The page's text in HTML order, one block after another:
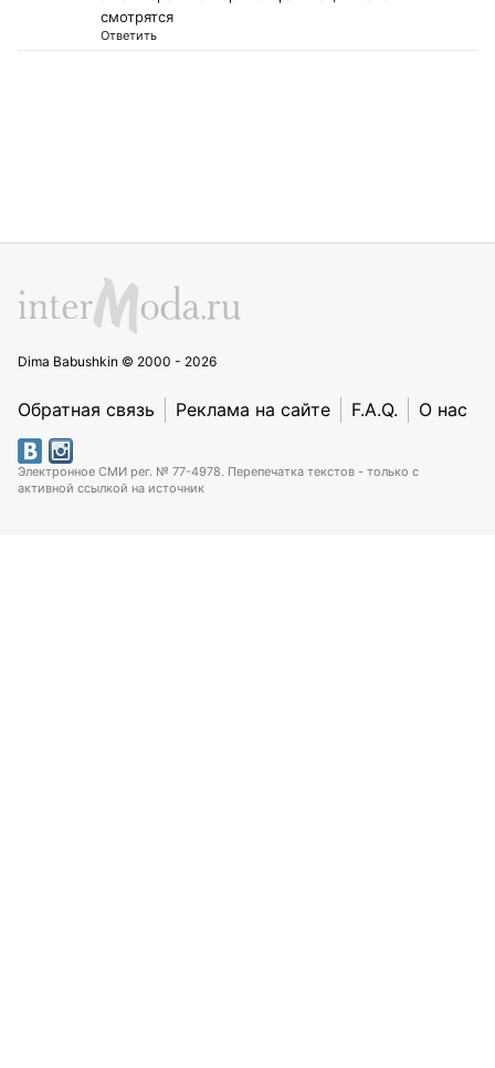
смотрятся
Ответить
Dima Babushkin © 2000 - 2026
Обратная связь Реклама на сайте F.A.Q. О нас
Электронное СМИ рег. № 77-4978. Перепечатка текстов - только с
активной ссылкой на источник